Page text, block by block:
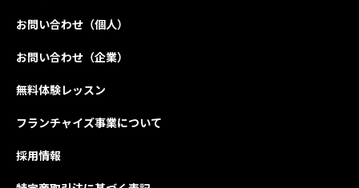
お問い合わせ（個人）
お問い合わせ（企業）
無料体験レッスン
フランチャイズ事業について
採用情報